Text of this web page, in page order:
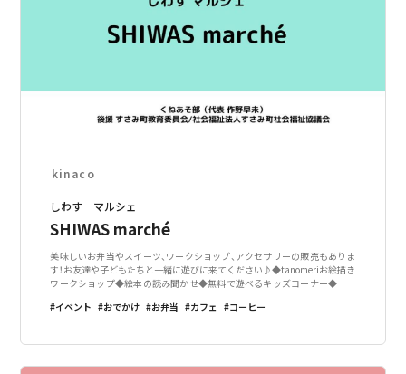
kinaco
しわす マルシェ
SHIWAS marché
美味しいお弁当やスイーツ、ワークショップ、アクセサリーの販売もありま
す！お友達や子どもたちと一緒に遊びに来てください♪◆tanomeriお絵描き
ワークショップ◆絵本の読み聞かせ◆無料で遊べるキッズコーナー◆ココ
イベント おでかけ お弁当 カフェ コーヒー